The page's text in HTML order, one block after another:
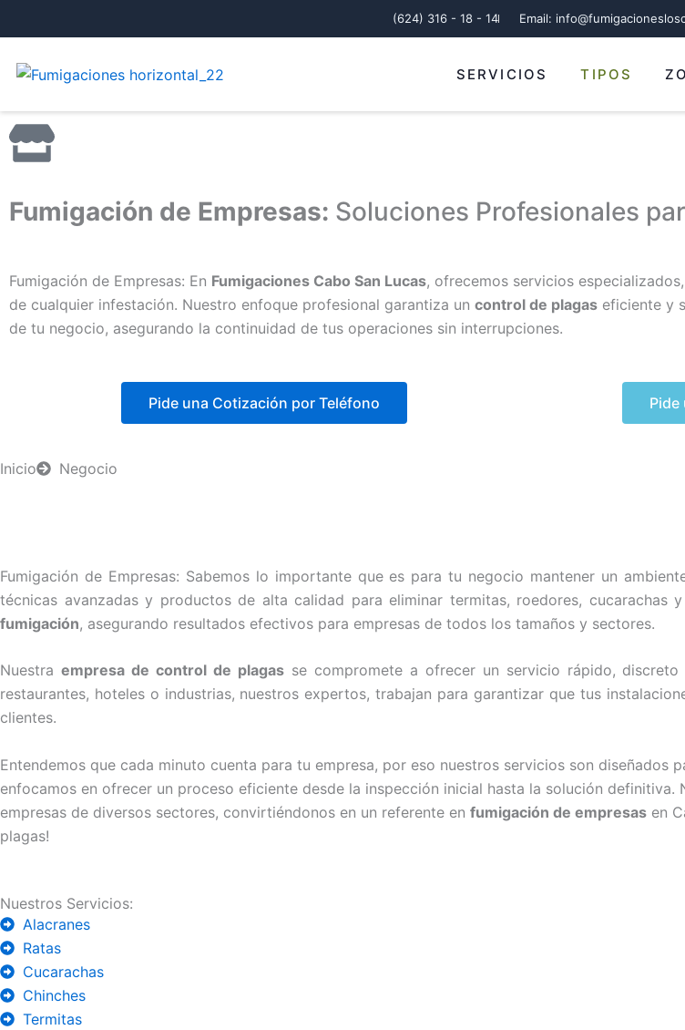
al
contenido
(624) 316 - 18 - 14 Email:
SERVICIOS TIPOS
Fumigación de Empresas: Soluciones Profesionales
Fumigación de Empresas: En Fumigaciones Cabo San Lucas, ofrecemos servicios
de cualquier infestación. Nuestro enfoque profesional garantiza un control de plagas eficiente y
de tu negocio, asegurando la continuidad de tus operaciones sin interrupciones.
Pide una Cotización por Teléfono
Inicio Negocio
Fumigación de Empresas: Sabemos lo importante que es para tu negocio mantener un
técnicas avanzadas y productos de alta calidad para eliminar termitas, roedores, cucarachas
fumigación, asegurando resultados efectivos para empresas de todos los tamaños y sectores.
Nuestra empresa de control de plagasse compromete a ofrecer un servicio rápido, discreto
restaurantes, hoteles o industrias, nuestros expertos, trabajan para garantizar que tus
clientes.
Entendemos que cada minuto cuenta para tu empresa, por eso nuestros servicios son
enfocamos en ofrecer un proceso eficiente desde la inspección inicial hasta la solución
empresas de diversos sectores, convirtiéndonos en un referente en fumigación de empresas en
plagas!
Nuestros Servicios:
Alacranes
Ratas
Cucarachas
Chinches
Termitas